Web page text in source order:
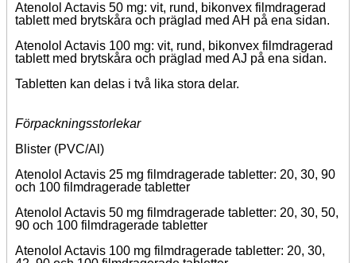
Atenolol Actavis 50 mg: vit, rund, bikonvex filmdragerad
tablett med brytskåra och präglad med AH på ena sidan.
Atenolol Actavis 100 mg: vit, rund, bikonvex filmdragerad
tablett med brytskåra och präglad med AJ på ena sidan.
Tabletten kan delas i två lika stora delar.
Förpackningsstorlekar
Blister (PVC/Al)
Atenolol Actavis 25 mg filmdragerade tabletter: 20, 30, 90
och 100 filmdragerade tabletter
Atenolol Actavis 50 mg filmdragerade tabletter: 20, 30, 50,
90 och 100 filmdragerade tabletter
Atenolol Actavis 100 mg filmdragerade tabletter: 20, 30,